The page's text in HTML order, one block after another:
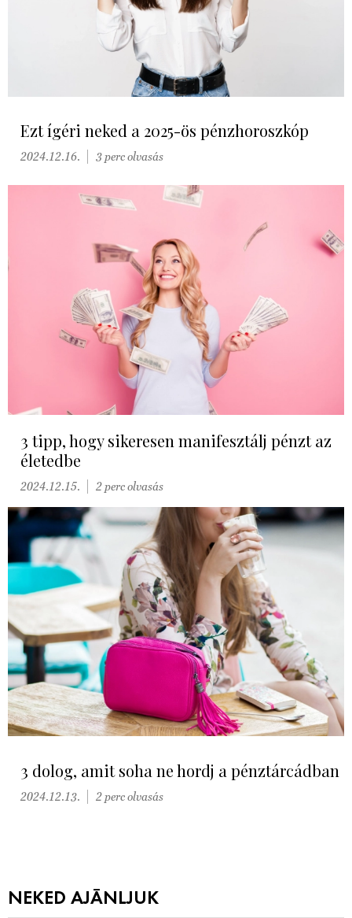
Ezt ígéri neked a 2025-ös pénzhoroszkóp
2024.12.16. 3 perc olvasás
3 tipp, hogy sikeresen manifesztálj pénzt az
életedbe
2024.12.15. 2 perc olvasás
3 dolog, amit soha ne hordj a pénztárcádban
2024.12.13. 2 perc olvasás
NEKED AJÁNLJUK